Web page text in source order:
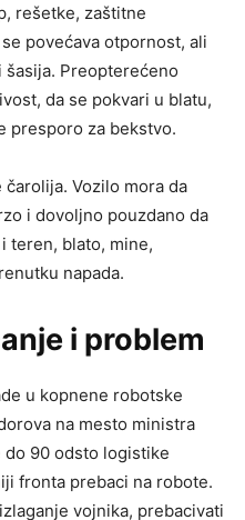
rešetke, zaštitne
povećava otpornost, ali
Preopterećeno
da se pokvari u blatu,
presporo za bekstvo.
Vozilo mora da
i dovoljno pouzdano da
teren, blato, mine,
napada.
i problem
u kopnene robotske
na mesto ministra
90 odsto logistike
fronta prebaci na robote.
vojnika, prebacivati